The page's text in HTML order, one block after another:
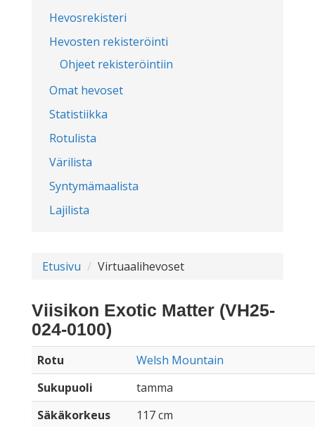
Hevosrekisteri
Hevosten rekisteröinti
Ohjeet rekisteröintiin
Omat hevoset
Statistiikka
Rotulista
Värilista
Syntymämaalista
Lajilista
Etusivu Virtuaalihevoset
Viisikon Exotic Matter (VH25-
024-0100)
Rotu
Welsh Mountain
Sukupuoli
tamma
Säkäkorkeus
117 cm